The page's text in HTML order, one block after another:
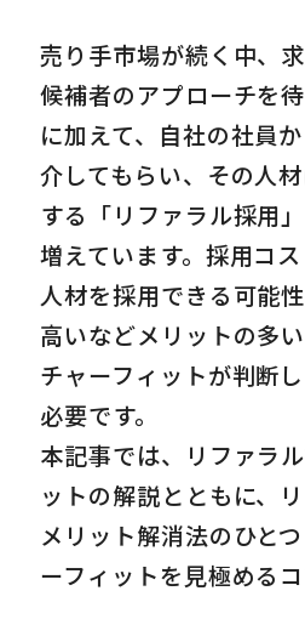
売り手市場が続く中、
候補者のアプローチを
に加えて、自社の社員
介してもらい、その人
する「リファラル採用
増えています。採用コ
人材を採用できる可能
高いなどメリットの多
チャーフィットが判断
必要です。
本記事では、リファラ
ットの解説とともに、
メリット解消法のひと
ーフィットを見極めるコ